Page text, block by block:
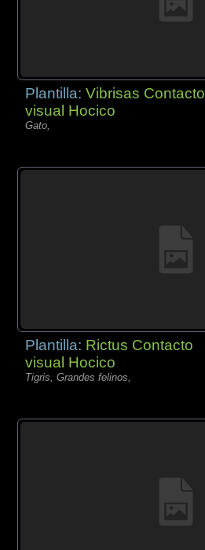
Plantilla:Vibrisas Contacto
visual Hocico
Gato,
Plantilla: Rictus Contacto
visual Hocico
Tigris, Grandes felinos,